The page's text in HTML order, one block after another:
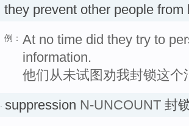
they prevent other people from
例： At no time did they try to
information.
他们从未试图劝我封锁这个
suppression N-UNCOUNT 封